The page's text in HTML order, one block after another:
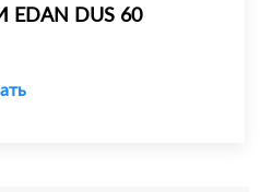
EDAN DUS 60